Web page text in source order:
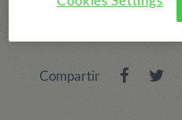
Compartir